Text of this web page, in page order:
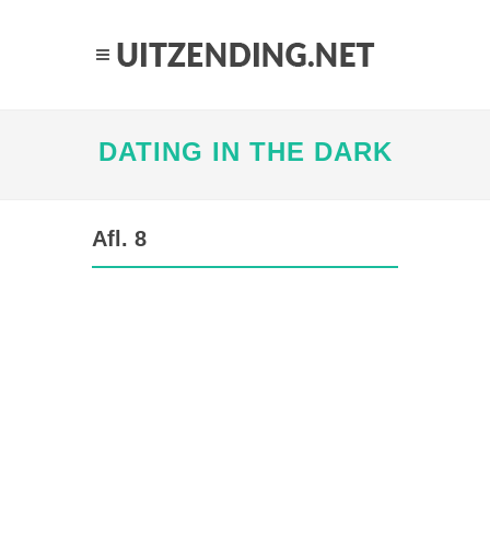
DATING IN THE DARK
Afl. 8